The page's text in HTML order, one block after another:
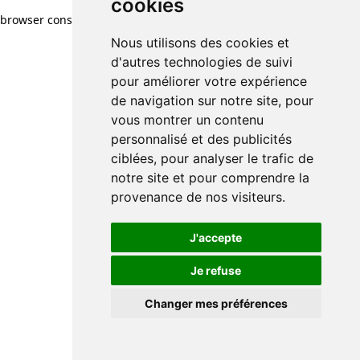
cookies
Nous utilisons des cookies et
d'autres technologies de suivi
pour améliorer votre expérience
de navigation sur notre site, pour
vous montrer un contenu
personnalisé et des publicités
ciblées, pour analyser le trafic de
notre site et pour comprendre la
provenance de nos visiteurs.
J'accepte
Je refuse
Changer mes préférences
browser console for more information)